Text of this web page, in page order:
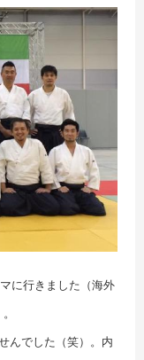
に行きました（海外
んでした（笑）。内